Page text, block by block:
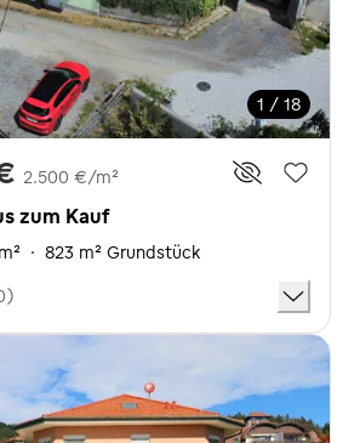
1 / 18
2.500 €/m²
zum Kauf
· 823 m² Grundstück